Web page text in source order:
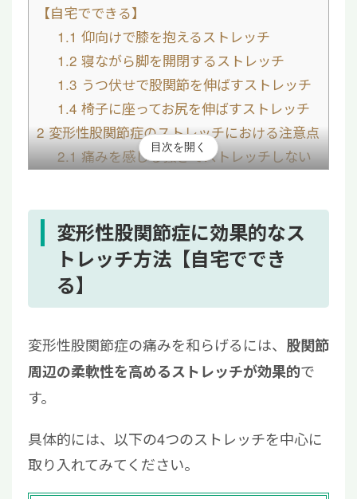
【自宅でできる】
1.1 仰向けで膝を抱えるストレッチ
1.2 寝ながら脚を開閉するストレッチ
1.3 うつ伏せで股関節を伸ばすストレッチ
1.4 椅子に座ってお尻を伸ばすストレッチ
2変形性股関節症のストレッチにおける注意点
2.1痛みを感じる強さでストレッチしない
変形性股関節症のストレッチに関するよくあ
る質問
3.1変形性股関節症でやってはいけないス
トレッチは？
3.3変形性股関節症のリハビリプログラム
は？
4変形性股関節症のストレッチと併せて「再生
目次を開く
変形性股関節症に効果的なス
トレッチ方法【自宅ででき
る】
変形性股関節症の痛みを和らげるには、 股関節
周辺の柔軟性を高めるストレッチが効果的で
す。
具体的には、以下の4つのストレッチを中心に
取り入れてみてください。